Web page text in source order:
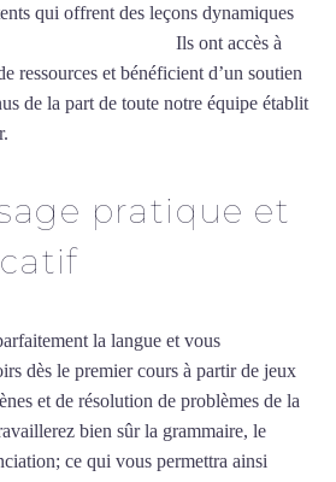
qui offrent des leçons dynamiques
Ils ont accès à
ressources et bénéficient d’un soutien
de la part de toute notre équipe établit
pratique et
la langue et vous
dès le premier cours à partir de jeux
et de résolution de problèmes de la
bien sûr la grammaire, le
ce qui vous permettra ainsi